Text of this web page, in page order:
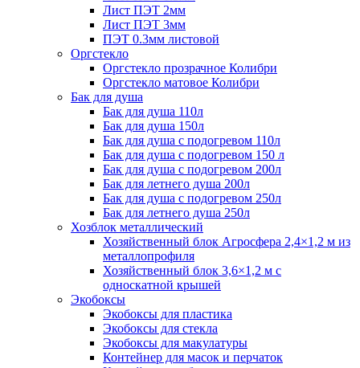
Лист ПЭТ 2мм
Лист ПЭТ 3мм
ПЭТ 0.3мм листовой
Оргстекло
Оргстекло прозрачное Колибри
Оргстекло матовое Колибри
Бак для душа
Бак для душа 110л
Бак для душа 150л
Бак для душа с подогревом 110л
Бак для душа с подогревом 150 л
Бак для душа с подогревом 200л
Бак для летнего душа 200л
Бак для душа с подогревом 250л
Бак для летнего душа 250л
Хозблок металлический
Хозяйственный блок Агросфера 2,4×1,2 м из
металлопрофиля
Хозяйственный блок 3,6×1,2 м с
односкатной крышей
Экобоксы
Экобоксы для пластика
Экобоксы для стекла
Экобоксы для макулатуры
Контейнер для масок и перчаток